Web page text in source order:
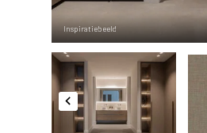
Inspiratiebeeld